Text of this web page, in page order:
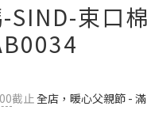
SIND-束口
截止全店，暖心父親節 -